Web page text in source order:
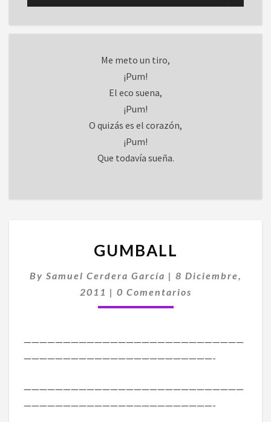
Me meto un tiro,
¡Pum!
El eco suena,
¡Pum!
O quizás es el corazón,
¡Pum!
Que todavía sueña.
GUMBALL
By Samuel Cerdera García | 8 Diciembre,
2011 | Comentarios
0 Comentarios
————————————————————————————
————————————————————————-
————————————————————————————
————————————————————————-